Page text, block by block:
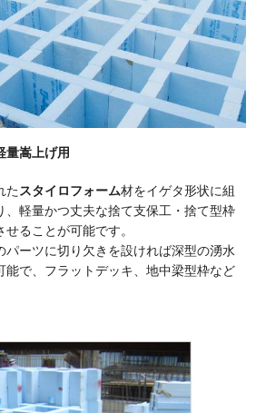
量嵩上げ用
たスタイロフォーム材をイゲタ形状に組
、軽量かつ丈夫な捨て支保工・捨て型枠
ることが可能です。
パーツに切り欠きを設ければ深型の湧水
能で、フラットデッキ、地中梁型枠など